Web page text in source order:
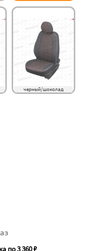
черный/шоколад
по 3 360 ₽